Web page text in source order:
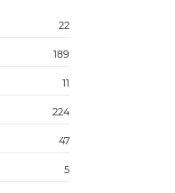
22
189
11
224
47
5